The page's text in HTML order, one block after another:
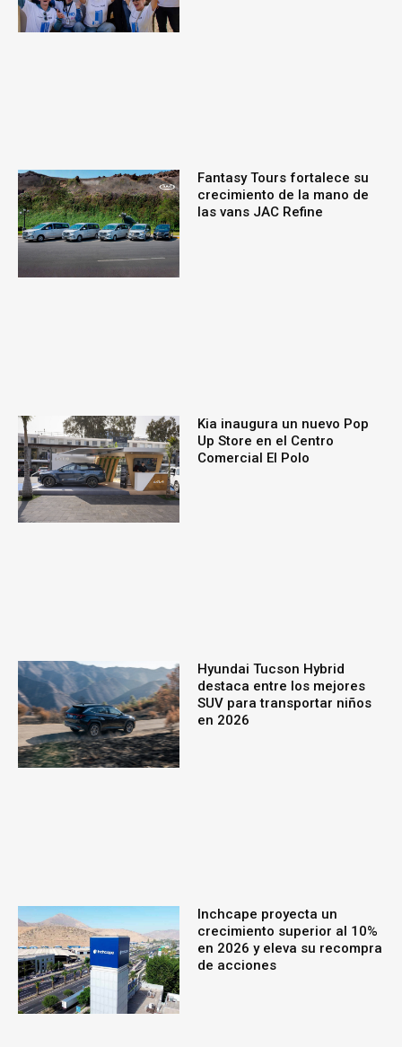
Fantasy Tours fortalece su
crecimiento de la mano de
las vans JAC Refine
Kia inaugura un nuevo Pop
Up Store en el Centro
Comercial El Polo
Hyundai Tucson Hybrid
destaca entre los mejores
SUV para transportar niños
en 2026
Inchcape proyecta un
crecimiento superior al 10%
en 2026 y eleva su recompra
de acciones